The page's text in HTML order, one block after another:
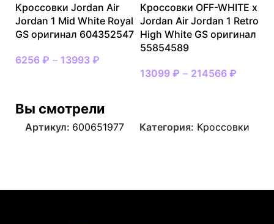
Кроссовки Jordan Air
Jordan 1 Mid White Royal
GS оригинал 604352547
6256 ₽ – 13993 ₽
Кроссовки OFF-WHITE x
Jordan Air Jordan 1 Retro
High White GS оригинал
55854589
13099 ₽ – 214566 ₽
Вы смотрели
Артикул: 600651977 Категория: Кроссовки